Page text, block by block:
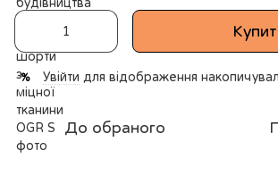
% Увійти для відображення
До обраного